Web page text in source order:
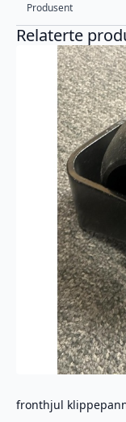
Produsent
Relaterte
fronthjul